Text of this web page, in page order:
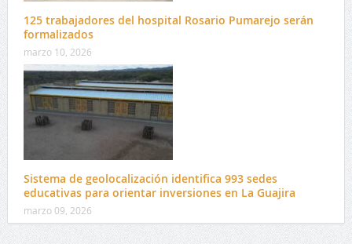
125 trabajadores del hospital Rosario Pumarejo serán
formalizados
marzo 10, 2026
Sistema de geolocalización identifica 993 sedes
educativas para orientar inversiones en La Guajira
marzo 09, 2026